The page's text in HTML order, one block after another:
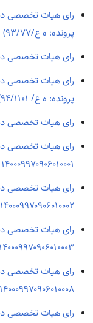
پرونده: ه ع/۹۳/۷۷)
رای هیات تخصصی
پرونده: ه ع/ ۹۴/۱۱۰۱)
رای هیات تخصصی
رای هیات تخصصی
۱۴۰۰۰۹۹۷۰۹۰۶۰۱۰۰۰۱ ،کلاسه پرونده: ه ع/ ۹۹۰۱۷۸۲ )
رای هیات تخصصی
۱۴۰۰۰۹۹۷۰۹۰۶۰۱۰۰۰۲ ،کلاسه پرونده: ه ع/۹۸۰۳۱۳۸ )
رای هیات تخصصی
۱۴۰۰۰۹۹۷۰۹۰۶۰۱۰۰۰۳ ،کلاسه پرونده: ۹۸۰۳۱۳۹)
رای هیات تخصصی
۱۴۰۰۰۹۹۷۰۹۰۶۰۱۰۰۰۸ ،کلاسه پرونده: ۹۹۰۱۳۶۵)
رای هیات تخصصی